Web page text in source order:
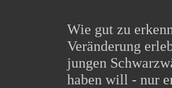
Wie gut zu
Veränderung
jungen
haben will - nur